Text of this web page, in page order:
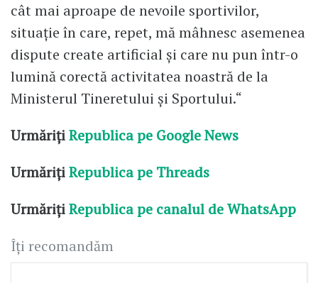
cât mai aproape de nevoile sportivilor,
situație în care, repet, mă mâhnesc asemenea
dispute create artificial și care nu pun într-o
lumină corectă activitatea noastră de la
Ministerul Tineretului și Sportului.“
UrmărițiRepublica pe Google News
UrmărițiRepublica pe Threads
UrmărițiRepublica pe canalul de WhatsApp
Îți recomandăm